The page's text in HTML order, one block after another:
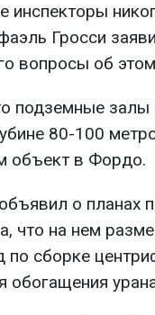
Гросси
вопросы об
подземные залы
80-100
объект в Фордо.
о планах
что на нем
по сборке